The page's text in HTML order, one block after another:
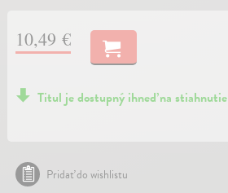
10,49 €
Titul je dostupný ihneď na stiahnutie
Pridať do wishlistu